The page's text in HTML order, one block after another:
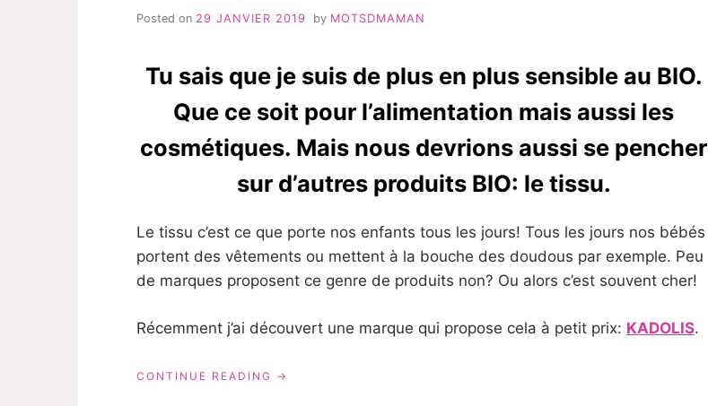
Posted on 29 JANVIER 2019 by MOTSDMAMAN
Tu sais que je suis de plus en plus sensible au BIO.
Que ce soit pour l’alimentation mais aussi les
cosmétiques. Mais nous devrions aussi se pencher
sur d’autres produits BIO: le tissu.
Le tissu c’est ce que porte nos enfants tous les jours! Tous les jours nos bébés
portent des vêtements ou mettent à la bouche des doudous par exemple. Peu
de marques proposent ce genre de produits non? Ou alors c’est souvent cher!
Récemment j’ai découvert une marque qui propose cela à petit prix: KADOLIS.
CONTINUE READING « DU